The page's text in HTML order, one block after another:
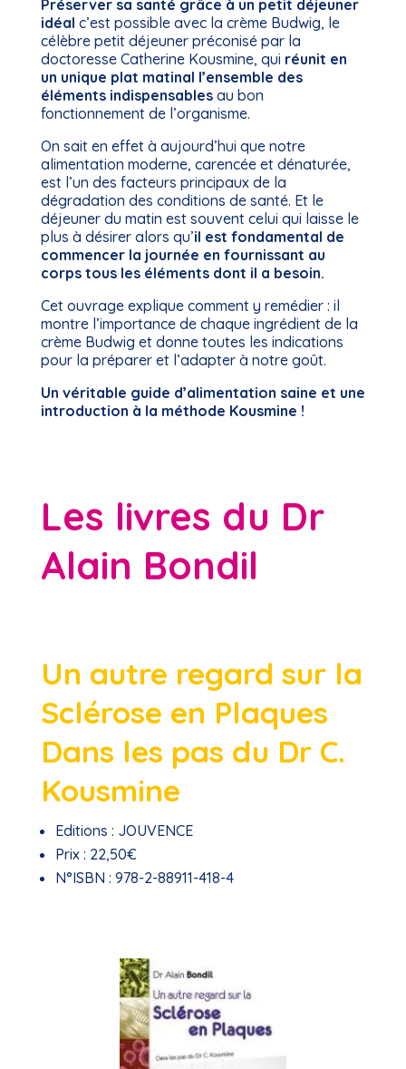
Préserver sa santé grâce à un petit déjeuner
idéal c’est possible avec la crème Budwig, le
célèbre petit déjeuner préconisé par la
doctoresse Catherine Kousmine, qui réunit en
un unique plat matinal l’ensemble des
éléments indispensablesau bon
fonctionnement de l’organisme.
On sait en effet à aujourd’hui que notre
alimentation moderne, carencée et dénaturée,
est l’un des facteurs principaux de la
dégradation des conditions de santé. Et le
déjeuner du matin est souvent celui qui laisse le
plus à désirer alors qu’il est fondamental de
commencer la journée en fournissant au
corps tous les éléments dont il a besoin.
Cet ouvrage explique comment y remédier : il
montre l’importance de chaque ingrédient de la
crème Budwig et donne toutes les indications
pour la préparer et l’adapter à notre goût.
Un véritable guide d’alimentation saine et une
introduction à la méthode Kousmine !
Les livres du Dr
Alain Bondil
Un autre regard sur la
Sclérose en Plaques
Dans les pas du Dr C.
Kousmine
Editions : JOUVENCE
Prix : 22,50€
N°ISBN : 978-2-88911-418-4